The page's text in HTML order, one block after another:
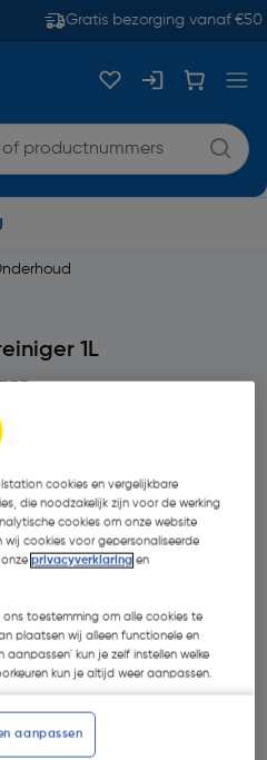
Gratis bezorging vanaf €50
1L
- 19 %
cookies en vergelijkbare
die noodzakelijk zijn voor de werking
cookies om onze website
wij cookies voor gepersonaliseerde
onzeprivacyverklaring en
toestemming om alle cookies te
plaatsen wij alleen functionele en
aanpassen' kun je zelf instellen welke
kun je altijd weer aanpassen.
aanpassen